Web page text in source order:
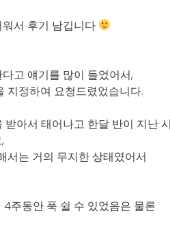
서 후기 남깁니다
고 얘기를 많이 들었어서,
지정하여 요청드렸었습니다.
아서 태어나고 한달 반이 지난
서는 거의 무지한 상태였어서
주동안 푹 쉴 수 있었음은 물론